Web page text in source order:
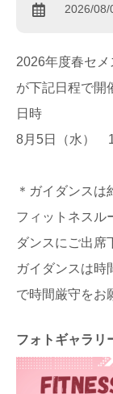
2026/
2026年度春セ
が下記日程で開
日時
8月5日（水）
＊ガイダンスは
フィットネスル
ダンスにご出席
ガイダンスは時
で時間厳守をお
フォトギャラリ